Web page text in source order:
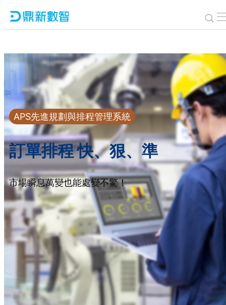
免費諮詢熱線：0800-888-162
APS先進規劃與排程管理系統
訂單排程 快、狠、準
市場瞬息萬變也能處變不驚！